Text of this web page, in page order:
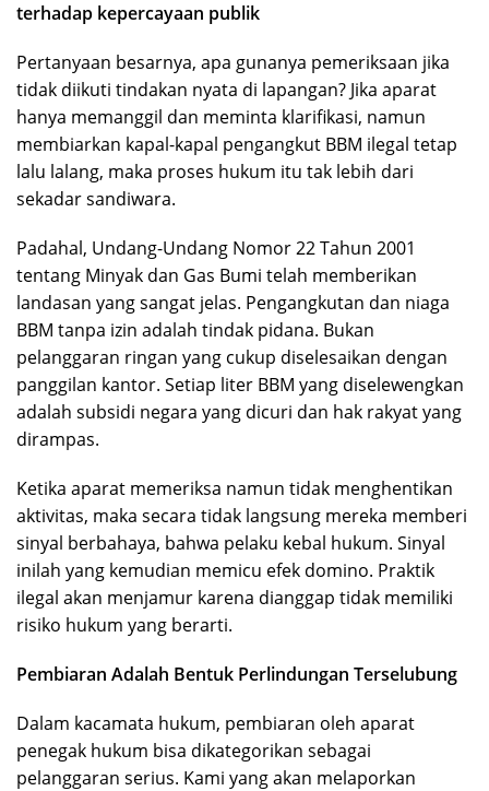
terhadap kepercayaan publik
Pertanyaan besarnya, apa gunanya pemeriksaan jika
tidak diikuti tindakan nyata di lapangan? Jika aparat
hanya memanggil dan meminta klarifikasi, namun
membiarkan kapal-kapal pengangkut BBM ilegal tetap
lalu lalang, maka proses hukum itu tak lebih dari
sekadar sandiwara.
Padahal, Undang-Undang Nomor 22 Tahun 2001
tentang Minyak dan Gas Bumi telah memberikan
landasan yang sangat jelas. Pengangkutan dan niaga
BBM tanpa izin adalah tindak pidana. Bukan
pelanggaran ringan yang cukup diselesaikan dengan
panggilan kantor. Setiap liter BBM yang diselewengkan
adalah subsidi negara yang dicuri dan hak rakyat yang
dirampas.
Ketika aparat memeriksa namun tidak menghentikan
aktivitas, maka secara tidak langsung mereka memberi
sinyal berbahaya, bahwa pelaku kebal hukum. Sinyal
inilah yang kemudian memicu efek domino. Praktik
ilegal akan menjamur karena dianggap tidak memiliki
risiko hukum yang berarti.
Pembiaran Adalah Bentuk Perlindungan Terselubung
Dalam kacamata hukum, pembiaran oleh aparat
penegak hukum bisa dikategorikan sebagai
pelanggaran serius. Kami yang akan melaporkan